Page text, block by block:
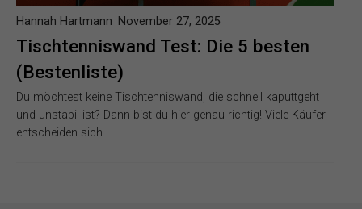
Tischtenniswand Test: Die 5 besten
(Bestenliste)
Hannah Hartmann November 27, 2025
Du möchtest keine Tischtenniswand, die schnell kaputtgeht
und unstabil ist? Dann bist du hier genau richtig! Viele Käufer
entscheiden sich…